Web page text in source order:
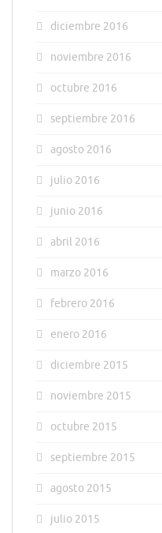
diciembre 2016
noviembre 2016
octubre 2016
septiembre 2016
agosto 2016
julio 2016
junio 2016
abril 2016
marzo 2016
febrero 2016
enero 2016
diciembre 2015
noviembre 2015
octubre 2015
septiembre 2015
agosto 2015
julio 2015